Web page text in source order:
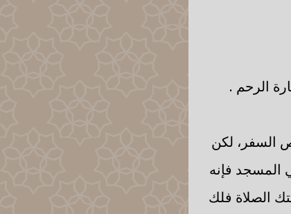
الرحم .
السفر، لكن
فإنه
الصلاة فلك